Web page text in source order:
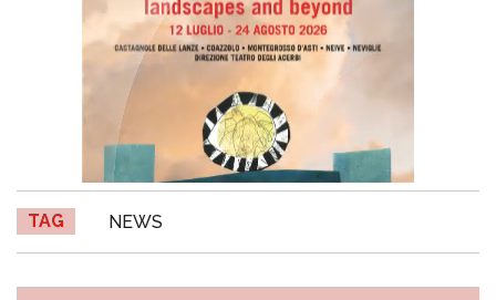
TAG NEWS